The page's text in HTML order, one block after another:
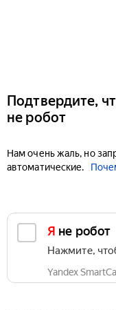
Подтвердите,
не робот
Нам очень жаль, но
автоматические.
Я не робот
Нажмите,
Yandex